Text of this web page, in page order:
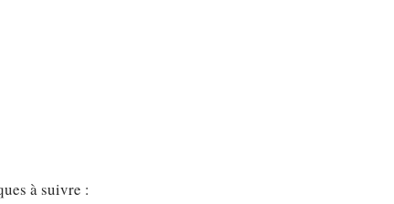
à suivre :